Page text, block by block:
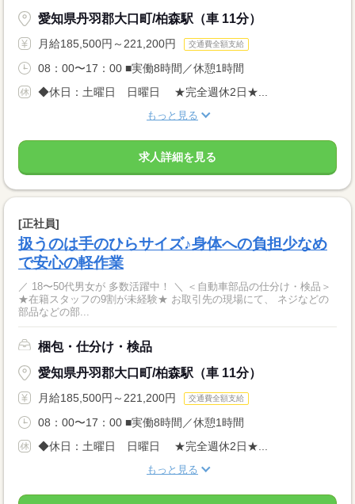
愛知県丹羽郡大口町/柏森駅（車 11分）
月給185,500円～221,200円 交通費全額支給
08：00〜17：00 ■実働8時間／休憩1時間
◆休日：土曜日 日曜日 ★完全週休2日★...
もっと見る
求人詳細を見る
[正社員]
扱うのは手のひらサイズ♪身体への負担少なめ
で安心の軽作業
／ 18〜50代男女が 多数活躍中！ ＼ ＜自動車部品の仕分け・検品＞
★在籍スタッフの9割が未経験★ お取引先の現場にて、 ネジなどの
部品などの部...
梱包・仕分け・検品
愛知県丹羽郡大口町/柏森駅（車 11分）
月給185,500円～221,200円 交通費全額支給
08：00〜17：00 ■実働8時間／休憩1時間
◆休日：土曜日 日曜日 ★完全週休2日★...
もっと見る